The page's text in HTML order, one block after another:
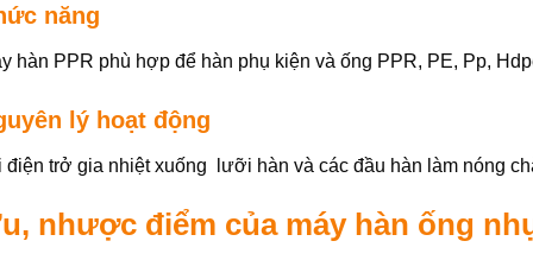
năng
hàn PPR phù hợp để hàn phụ kiện và ống PPR, PE, Pp,
lý hoạt động
điện trở gia nhiệt xuống lưỡi hàn và các đầu hàn làm nóng
nhược điểm của máy hàn ống